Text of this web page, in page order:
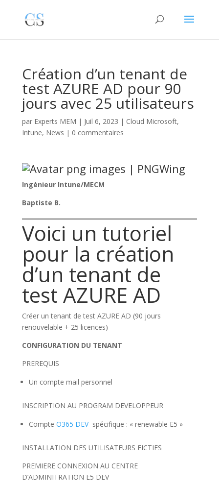
Création d’un tenant de
test AZURE AD pour 90
jours avec 25 utilisateurs
par Experts MEM | Juil 6, 2023 | Cloud Microsoft,
Intune, News | 0 commentaires
Ingénieur Intune/MECM
Baptiste B.
Voici un tutoriel
pour la création
d’un tenant de
test AZURE AD
Créer un tenant de test AZURE AD (90 jours
renouvelable + 25 licences)
CONFIGURATION DU TENANT
PREREQUIS
Un compte mail personnel
INSCRIPTION AU PROGRAM DEVELOPPEUR
Compte O365 DEV spécifique : « renewable E5 »
INSTALLATION DES UTILISATEURS FICTIFS
PREMIERE CONNEXION AU CENTRE
D’ADMINITRATION E5 DEV